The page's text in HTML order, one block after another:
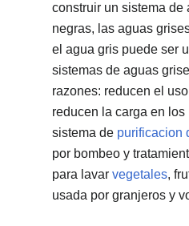
construir un sistema
negras, las aguas
el agua gris puede ser
sistemas de aguas
razones: reducen el
reducen la carga en los
sistema de purificacion
por bombeo y
para lavar vegetales,
usada por granjeros y